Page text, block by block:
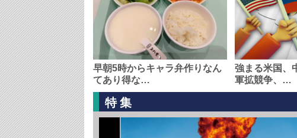
早朝5時からキャラ弁作りなん
てあり得な…
強まる米国、
軍拡競争、…
特集